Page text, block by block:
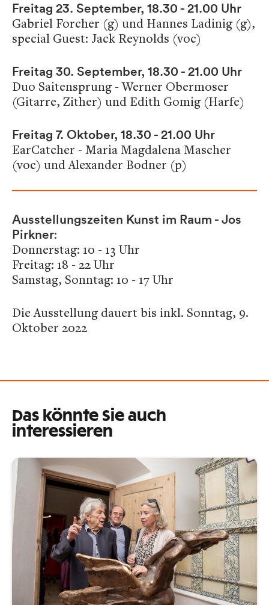
Freitag 23. September, 18.30 - 21.00 Uhr
Gabriel Forcher (g) und Hannes Ladinig (g),
special Guest: Jack Reynolds (voc)
Freitag 30. September, 18.30 - 21.00 Uhr
Duo Saitensprung - Werner Obermoser
(Gitarre, Zither) und Edith Gomig (Harfe)
Freitag 7. Oktober, 18.30 - 21.00 Uhr
EarCatcher - Maria Magdalena Mascher
(voc) und Alexander Bodner (p)
Ausstellungszeiten Kunst im Raum - Jos
Pirkner:
Donnerstag: 10 - 13 Uhr
Freitag: 18 - 22 Uhr
Samstag, Sonntag: 10 - 17 Uhr
Die Ausstellung dauert bis inkl. Sonntag, 9.
Oktober 2022
Das könnte Sie auch
interessieren